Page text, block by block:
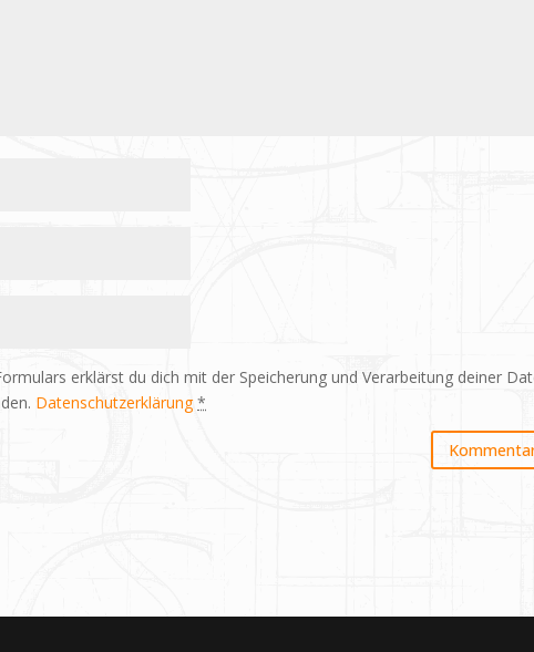
erklärst du dich mit der Speicherung und Verarbeitung deiner
Datenschutzerklärung *